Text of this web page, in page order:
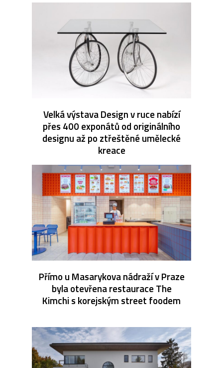
Velká výstava Design v ruce nabízí
přes 400 exponátů od originálního
designu až po ztřeštěné umělecké
kreace
Přímo u Masarykova nádraží v Praze
byla otevřena restaurace The
Kimchi s korejským street foodem